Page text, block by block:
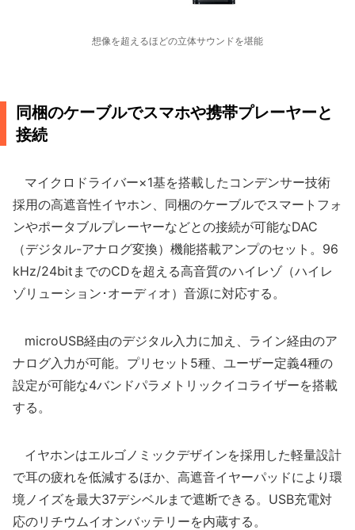
想像を超えるほどの立体サウンドを堪能
同梱のケーブルでスマホや携帯プレーヤーと
接続
マイクロドライバー×1基を搭載したコンデンサー技術
採用の高遮音性イヤホン、同梱のケーブルでスマートフォ
ンやポータブルプレーヤーなどとの接続が可能なDAC
（デジタル-アナログ変換）機能搭載アンプのセット。96
kHz/24bitまでのCDを超える高音質のハイレゾ（ハイレ
ゾリューション･オーディオ）音源に対応する。
microUSB経由のデジタル入力に加え、ライン経由のア
ナログ入力が可能。プリセット5種、ユーザー定義4種の
設定が可能な4バンドパラメトリックイコライザーを搭載
する。
イヤホンはエルゴノミックデザインを採用した軽量設計
で耳の疲れを低減するほか、高遮音イヤーパッドにより環
境ノイズを最大37デシベルまで遮断できる。USB充電対
応のリチウムイオンバッテリーを内蔵する。